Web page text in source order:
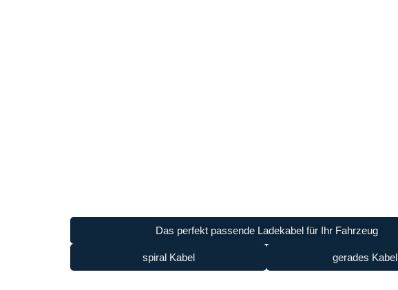
Das perfekt passende Ladekabel für Ihr Fahrzeug
spiral Kabel gerades Kabel